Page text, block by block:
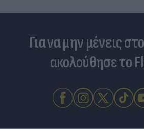
Για να μην μένεις
ακολούθησε το